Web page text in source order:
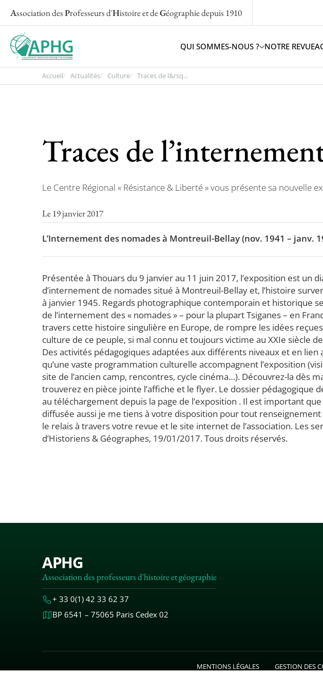
Association desProfesseurs d'Histoire et deGéographiedepuis 1910
QUI SOMMES-NOUS ? NOTRE REVUE
Accueil Actualités Culture Traces de l&rsq...
Traces de
Le Centre Régional « Résistance & Liberté » vous présente sa nouvelle
Le 19 janvier 2017
L’Internement des nomades à Montreuil-Bellay (nov. 1941 – janv.
Présentée à Thouars du 9 janvier au 11 juin 2017, l’exposition est un
d’internement de nomades situé à Montreuil-Bellay et, l’histoire
à janvier 1945. Regards photographique contemporain et historique
de l’internement des « nomades » – pour la plupart Tsiganes – en
travers cette histoire singulière en Europe, de rompre les idées
culture de ce peuple, si mal connu et toujours victime au XXIe siècle
Des activités pédagogiques adaptées aux différents niveaux et en lien
qu’une vaste programmation culturelle accompagnent l’exposition
site de l’ancien camp, rencontres, cycle cinéma…). Découvrez-la dès
trouverez en pièce jointe l’affiche et le flyer. Le dossier pédagogique
au téléchargement depuis la page de l’exposition . Il est important
diffusée aussi je me tiens à votre disposition pour tout
le relais à travers votre revue et le site internet de l’association. Les
d’Historiens & Géographes, 19/01/2017. Tous droits réservés.
APHG
Association des professeurs d'histoire et géographie
+ 33 0(1) 42 33 62 37
BP 6541 – 75065 Paris Cedex 02
MENTIONS LÉGALES GESTION DES